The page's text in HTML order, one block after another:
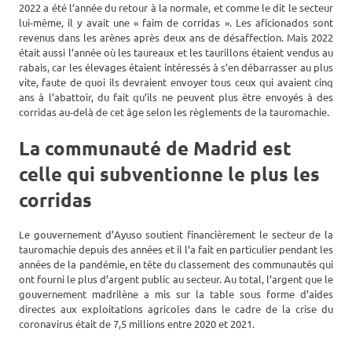
2022 a été l’année du retour à la normale, et comme le dit le secteur
lui-même, il y avait une « faim de corridas ». Les aficionados sont
revenus dans les arènes après deux ans de désaffection. Mais 2022
était aussi l’année où les taureaux et les taurillons étaient vendus au
rabais, car les élevages étaient intéressés à s’en débarrasser au plus
vite, faute de quoi ils devraient envoyer tous ceux qui avaient cinq
ans à l’abattoir, du fait qu’ils ne peuvent plus être envoyés à des
corridas au-delà de cet âge selon les règlements de la tauromachie.
La communauté de Madrid est
celle qui subventionne le plus les
corridas
Le gouvernement d’Ayuso soutient financièrement le secteur de la
tauromachie depuis des années et il l’a fait en particulier pendant les
années de la pandémie, en tête du classement des communautés qui
ont fourni le plus d’argent public au secteur. Au total, l’argent que le
gouvernement madrilène a mis sur la table sous forme d’aides
directes aux exploitations agricoles dans le cadre de la crise du
coronavirus était de 7,5 millions entre 2020 et 2021.